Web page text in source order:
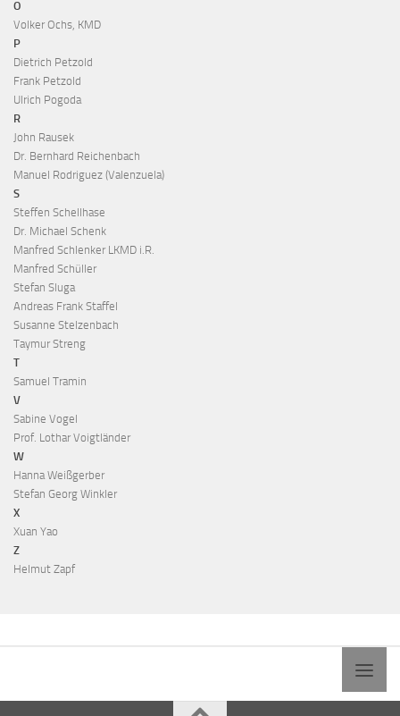
O
Volker Ochs, KMD
P
Dietrich Petzold
Frank Petzold
Ulrich Pogoda
R
John Rausek
Dr. Bernhard Reichenbach
Manuel Rodriguez (Valenzuela)
S
Steffen Schellhase
Dr. Michael Schenk
Manfred Schlenker LKMD i.R.
Manfred Schüller
Stefan Sluga
Andreas Frank Staffel
Susanne Stelzenbach
Taymur Streng
T
Samuel Tramin
V
Sabine Vogel
Prof. Lothar Voigtländer
W
Hanna Weißgerber
Stefan Georg Winkler
X
Xuan Yao
Z
Helmut Zapf